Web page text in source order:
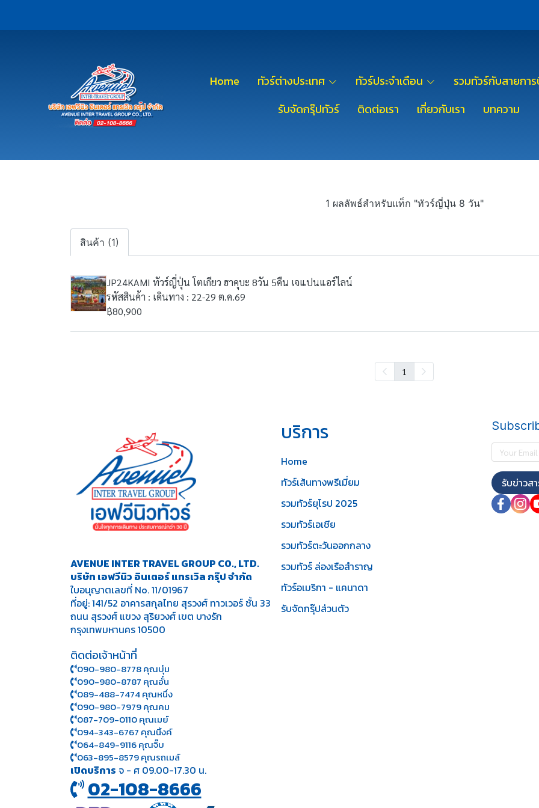
Home ทัวร์ต่างประเทศ ทัวร์ประจำเดือน
รวมทัวร์กับสายกา
รับจัดกรุ๊ปทัวร์
ติดต่อเรา เกี่ยวกับเรา บทความ
1 ผลลัพธ์สำหรับแท็ก "ทัวร์ญี่ปุ่น 8 วัน"
สินค้า (1)
JP24KAMI ทัวร์ญี่ปุ่น โตเกียว ฮาคุบะ 8วัน 5คืน เจแปนแอร์ไลน์
รหัสสินค้า : เดินทาง : 22-29 ต.ค.69
฿80,900
1
AVENUE INTER TRAVEL GROUP CO., LTD.
บริษัท เอฟวีนิว อินเตอร์ แทรเวิล กรุ๊ป จำกัด
ใบอนุญาตเลขที่ No. 11/01967
ที่อยู่: 141/52 อาคารสกุลไทย สุรวงศ์ ทาวเวอร์ ชั้น 33
ถนน สุรวงศ์ แขวง สุริยวงศ์ เขต บางรัก
กรุงเทพมหานคร 10500
ติดต่อเจ้าหน้าที่
090-980-8778 คุณบุ๋ม
090-980-8787 คุณอั๋น
089-488-7474 คุณหนึ่ง
090-980-7979 คุณคม
087-709-0110 คุณเมย์
094-343-6767 คุณนิ้งค์
064-849-9116 คุณจิ๊บ
063-895-8 579คุณรถเมล์
เปิดบริการ จ - ศ 09.00-17.30 น.
02-108-8666
บริการ
Home
ทัวร์เส้นทางพรีเมี่ยม
รวมทัวร์ยุโรป 2025
รวมทัวร์เอเชีย
รวมทัวร์ตะวันออกกลาง
รวมทัวร์ ล่องเรือสำราญ
ทัวร์อเมริกา - แคนาดา
รับจัดกรุ๊ปส่วนตัว
รับข่าวส